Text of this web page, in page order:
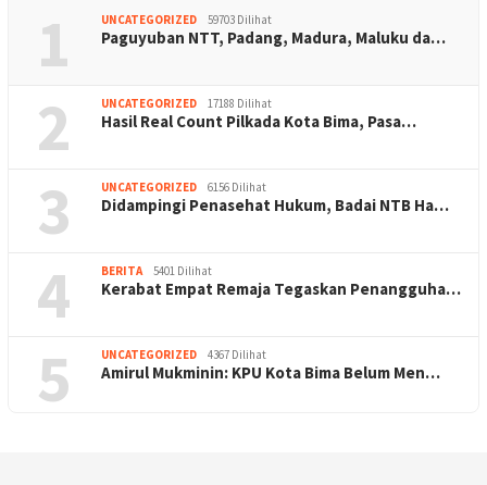
1 UNCATEGORIZED 59703 Dilihat
Paguyuban NTT, Padang, Madura, Maluku da…
2 UNCATEGORIZED 17188 Dilihat
Hasil Real Count Pilkada Kota Bima, Pasa…
3 UNCATEGORIZED 6156 Dilihat
Didampingi Penasehat Hukum, Badai NTB Ha…
4 BERITA 5401 Dilihat
Kerabat Empat Remaja Tegaskan Penangguha…
5 UNCATEGORIZED 4367 Dilihat
Amirul Mukminin: KPU Kota Bima Belum Men…